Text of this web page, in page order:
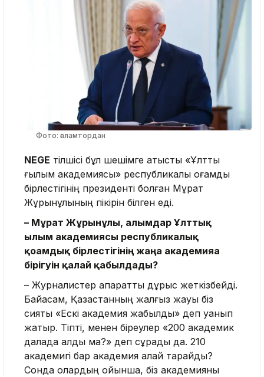
Фото: ғаламтордан
NEGE тілшісі бұл шешімге қатысты «Ұлттық
ғылым академиясы» республикалық қоғамдық
бірлестігінің президенті болған Мұрат
Жұрынұлының пікірін білген еді.
– Мұрат Жұрынұлы, ғалымдар Ұлттық
ғылым академиясы республикалық
қоғамдық бірлестігінің жаңа академияға
бірігуін қалай қабылдады?
– Журналистер ақпаратты дұрыс жеткізбейді.
Байқасам, Қазақстанның жалғыз жауы біз
сияқты «Ескі академия жабылды» деп қуанып
жатыр. Тіпті, менен біреулер «200 академик
далада қалды ма?» деп сұрады да. 210
академигі бар академия қалай тарайды?
Сонда олардың ойынша, біз академияны